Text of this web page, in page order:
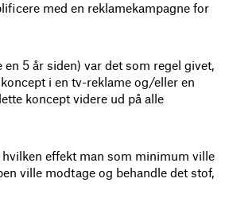
med en reklamekampagne for
en 5 år siden) var det som regel givet,
i en tv-reklame og/eller en
koncept videre ud på alle
effekt man som minimum ville
ville modtage og behandle det stof,